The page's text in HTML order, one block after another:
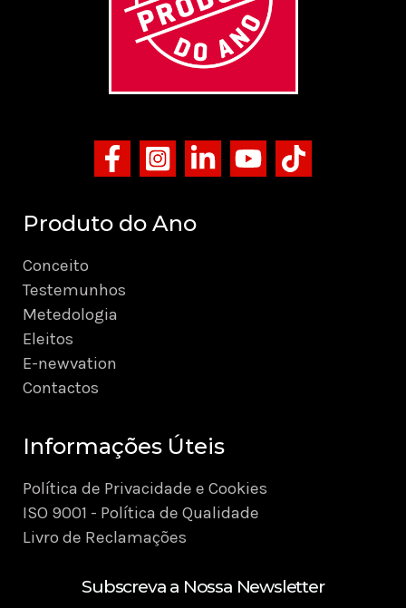
Produto do Ano
Conceito
Testemunhos
Metedologia
Eleitos
E-newvation
Contactos
Informações Úteis
Política de Privacidade e Cookies
ISO 9001 - Política de Qualidade
Livro de Reclamações
Subscreva a Nossa Newsletter